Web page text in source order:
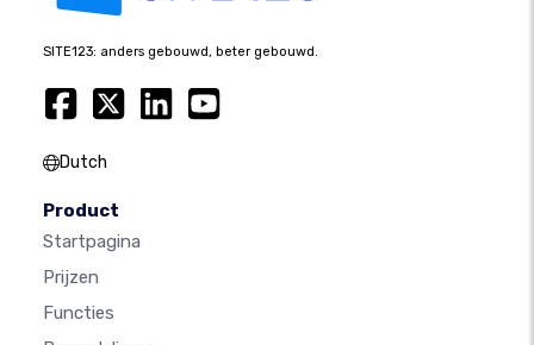
SITE123: anders gebouwd, beter gebouwd.
Dutch
Product
Startpagina
Prijzen
Functies